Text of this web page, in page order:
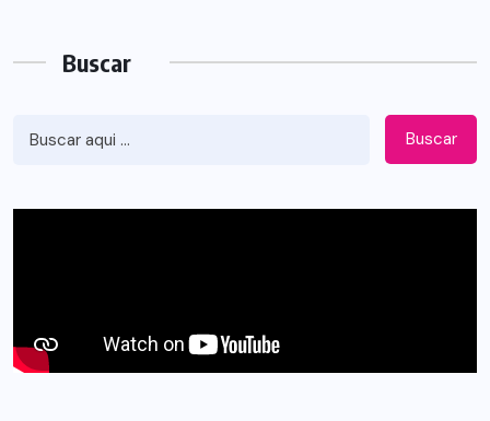
Buscar
Buscar